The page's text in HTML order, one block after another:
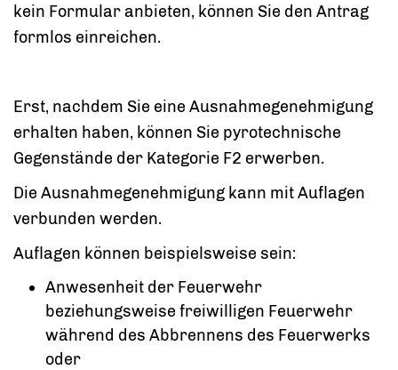
kein Formular anbieten, können Sie den Antrag
formlos einreichen.
Erst, nachdem Sie eine Ausnahmegenehmigung
erhalten haben, können Sie pyrotechnische
Gegenstände der Kategorie F2 erwerben.
Die Ausnahmegenehmigung kann mit Auflagen
verbunden werden.
Auflagen können beispielsweise sein:
Anwesenheit der Feuerwehr
beziehungsweise freiwilligen Feuerwehr
während des Abbrennens des Feuerwerks
oder